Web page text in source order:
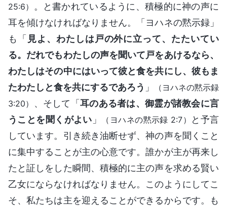
25:6）
。と書かれているように、積極的に神の声に
耳を傾けなければなりません。「ヨハネの黙示録」
も「 見よ、わたしは戸の外に立って、たたいてい
る。だれでもわたしの声を聞いて戸をあけるなら、
わたしはその中にはいって彼と食を共にし、彼もま
たわたしと食を共にするであろう 」
（ヨハネの黙示録
3:20）
、そして「耳のある者は、御霊が諸教会に言
うことを聞くがよい 」 （ヨハネの黙示録 2:7）
と予言
しています。引き続き油断せず、神の声を聞くこと
に集中することが主の心意です。誰かが主が再来し
たと証しをした瞬間、積極的に主の声を求める賢い
乙女にならなければなりません。このようにしてこ
そ、私たちは主を迎えることができるからです。も